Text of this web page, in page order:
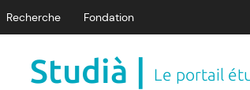
Recherche Fondation
Studià | Le portail
: Entrée libre et gratuite pour